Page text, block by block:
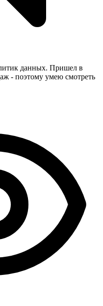
данных. Пришел в
- поэтому умею смотреть